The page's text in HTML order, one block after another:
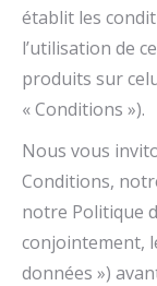
établit les
l’utilisation de
produits sur
« Conditions »).
Nous vous
Conditions,
notre Politique
conjointement,
données »)